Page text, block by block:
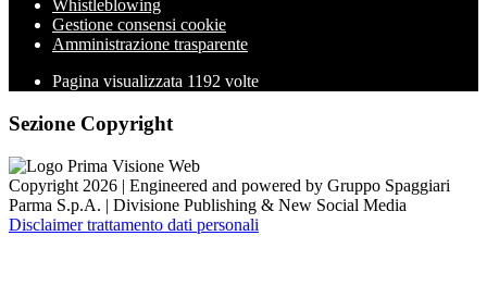
Whistleblowing
Gestione consensi cookie
Amministrazione trasparente
Pagina visualizzata 1192 volte
Sezione Copyright
Copyright 2026 | Engineered and powered by Gruppo Spaggiari
Parma S.p.A. | Divisione Publishing & New Social Media
Disclaimer trattamento dati personali